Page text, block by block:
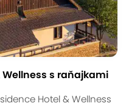
Wellness s raňajkami
Hotel & Wellness